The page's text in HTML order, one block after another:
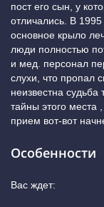
пост его сын, у
отличались. В 1995
основное крыло
люди полностью
и мед. персонал
слухи, что пропал
неизвестна судьба
тайны этого места
прием вот-вот
Особенности
Вас ждет: